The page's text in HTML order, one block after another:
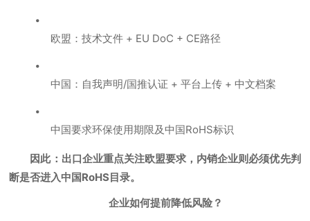
欧盟：技术文件 + EU DoC + CE路径
中国：自我声明/国推认证 + 平台上传 + 中文档案
中国要求环保使用期限及中国RoHS标识
因此：出口企业重点关注欧盟要求，内销企业则必须优先判
断是否进入中国RoHS目录。
企业如何提前降低风险？